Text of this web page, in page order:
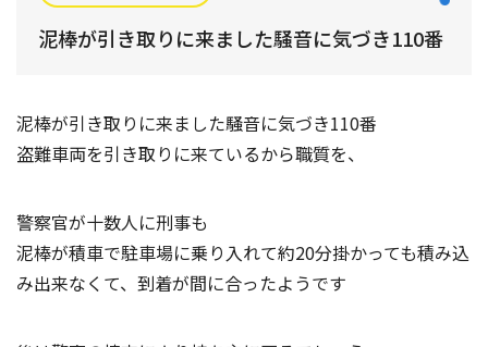
泥棒が引き取りに来ました騒音に気づき110番
泥棒が引き取りに来ました騒音に気づき110番
盗難車両を引き取りに来ているから職質を、
警察官が十数人に刑事も
泥棒が積車で駐車場に乗り入れて約20分掛かっても積み込
み出来なくて、到着が間に合ったようです